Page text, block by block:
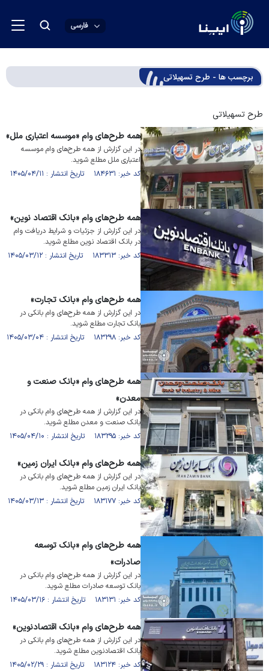
فارسی
برچسب ها - طرح تسهیلاتی
طرح تسهیلاتی
همه طرح‌های وام «موسسه اعتباری ملل»
در این گزارش از همه طرح‌های وام موسسه
اعتباری ملل مطلع شوید.
کد خبر: ۱۸۴۶۳۱ تاریخ انتشار : ۱۴۰۵/۰۴/۱۱
همه طرح‌های وام «بانک اقتصاد نوین»
در این گزارش از جزئیات و شرایط دریافت وام
در بانک اقتصاد نوین مطلع شوید.
کد خبر: ۱۸۳۳۱۳ تاریخ انتشار : ۱۴۰۵/۰۳/۱۲
همه طرح‌های وام «بانک تجارت»
در این گزارش از همه طرح‌های وام بانکی در
بانک تجارت مطلع شوید.
کد خبر: ۱۸۳۲۹۸ تاریخ انتشار : ۱۴۰۵/۰۳/۰۴
همه طرح‌های وام «بانک صنعت و
معدن»
در این گزارش از همه طرح‌های وام بانکی در
بانک صنعت و معدن مطلع شوید.
کد خبر: ۱۸۳۲۹۵ تاریخ انتشار : ۱۴۰۵/۰۴/۱۰
همه طرح‌های وام «بانک ایران زمین»
در این گزارش از همه طرح‌های وام بانکی در
بانک ایران زمین مطلع شوید.
کد خبر: ۱۸۳۱۷۷ تاریخ انتشار : ۱۴۰۵/۰۳/۱۳
همه طرح‌های وام «بانک توسعه
صادرات»
در این گزارش از همه طرح‌های وام بانکی در
بانک توسعه صادرات مطلع شوید.
کد خبر: ۱۸۳۱۳۱ تاریخ انتشار : ۱۴۰۵/۰۳/۱۶
همه طرح‌های وام «بانک اقتصاد‌نوین»
در این گزارش از همه طرح‌های وام بانکی در
بانک اقتصاد‌نوین مطلع شوید.
کد خبر: ۱۸۳۱۲۴ تاریخ انتشار : ۱۴۰۵/۰۲/۲۹